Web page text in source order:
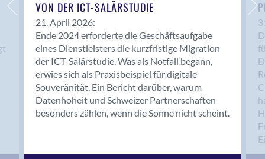
Bern 15
Bern 22
Bern 65
Bern 9
Bern-Zollikofen
Biel/Bienne
Binningen
Bolligen
VON DER ICT-SALÄRSTUDIE
21. April 2026:
Ende 2024 erforderte die Geschäftsaufgabe
eines Dienstleisters die kurzfristige Migration
der ICT-Salärstudie. Was als Notfall begann,
erwies sich als Praxisbeispiel für digitale
Souveränität. Ein Bericht darüber, warum
Datenhoheit und Schweizer Partnerschaften
besonders zählen, wenn die Sonne nicht scheint.